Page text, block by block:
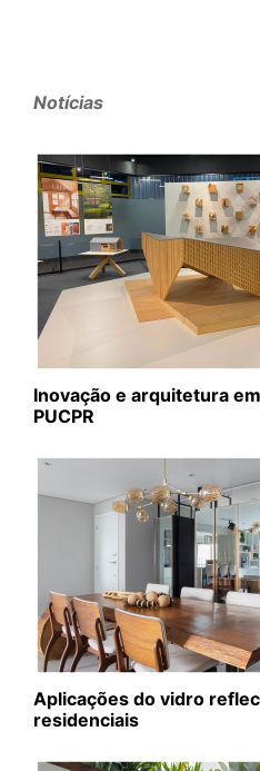
Notícias
Inovação e arquitetura
PUCPR
Aplicações do vidro
residenciais